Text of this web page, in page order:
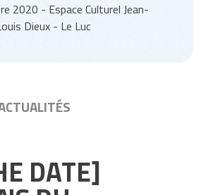
2020 - Espace Culturel Jean-
Dieux - Le Luc
DATE]